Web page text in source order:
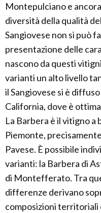
Montepulciano e
diversità della qualità
Sangiovese non si può
presentazione delle
nascono da questi
varianti un alto livello
il Sangiovese si è
California, dove è
La Barbera è il vitigno a
Piemonte,
Pavese. È possibile
varianti: la Barbera di
di Montefferato. Tra
differenze derivano
composizioni